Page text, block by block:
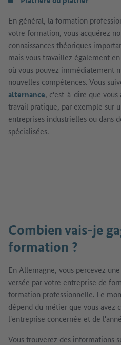
En général, la formation
votre formation, vous acquérez
connaissances théoriques
mais vous travaillez également
où vous pouvez immédiatement
nouvelles compétences. Vous
alternance, c'est-à-dire que
travail pratique, par exemple sur
entreprises industrielles ou dans
spécialisées.
Combien vais-je
formation ?
En Allemagne, vous percevez
versée par votre entreprise de
formation professionnelle. Le
dépend du métier que vous avez
l'entreprise concernée et de
Vous trouverez des informations